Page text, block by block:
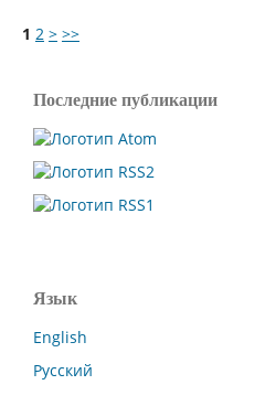
1 2 > >>
Последние публикации
Язык
English
Русский